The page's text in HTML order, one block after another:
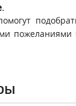
.
пожеланиями